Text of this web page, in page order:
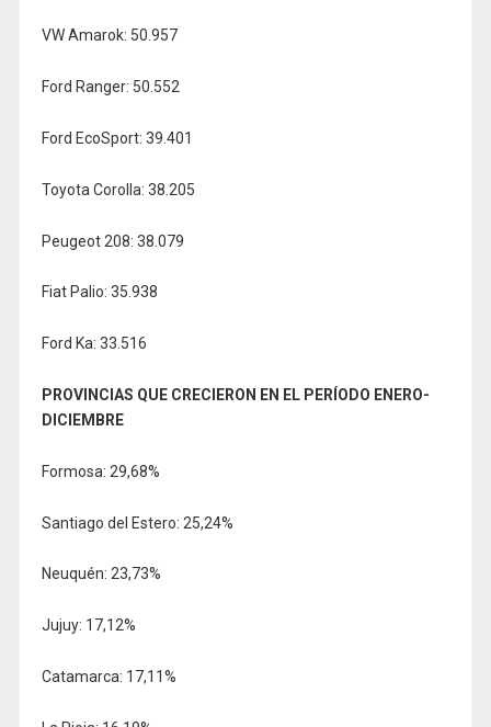
VW Amarok: 50.957
Ford Ranger: 50.552
Ford EcoSport: 39.401
Toyota Corolla: 38.205
Peugeot 208: 38.079
Fiat Palio: 35.938
Ford Ka: 33.516
PROVINCIAS QUE CRECIERON EN EL PERÍODO ENERO-
DICIEMBRE
Formosa: 29,68%
Santiago del Estero: 25,24%
Neuquén: 23,73%
Jujuy: 17,12%
Catamarca: 17,11%